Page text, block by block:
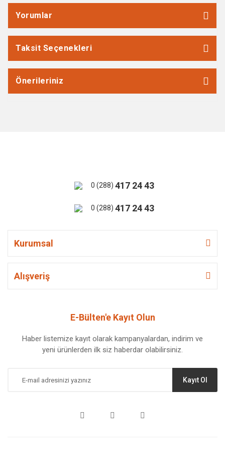
Yorumlar
Taksit Seçenekleri
Önerileriniz
0 (288) 417 24 43
0 (288) 417 24 43
Kurumsal
Alışveriş
E-Bülten'e Kayıt Olun
Haber listemize kayıt olarak kampanyalardan, indirim ve
yeni ürünlerden ilk siz haberdar olabilirsiniz.
Kayıt Ol